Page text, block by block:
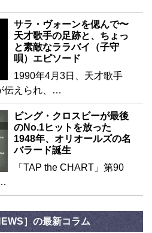
サラ・ヴォーンを偲んで〜
天才歌手の足跡と、ちょっ
と素敵なララバイ（子守
唄）エピソード
1990年4月3日、天才歌手
伝えられ、…
ビング・クロスビーが最後
のNo.1ヒットを放った
1948年、オリオールズの名
バラード誕生
「TAP the CHART」第90
］の最新コラム